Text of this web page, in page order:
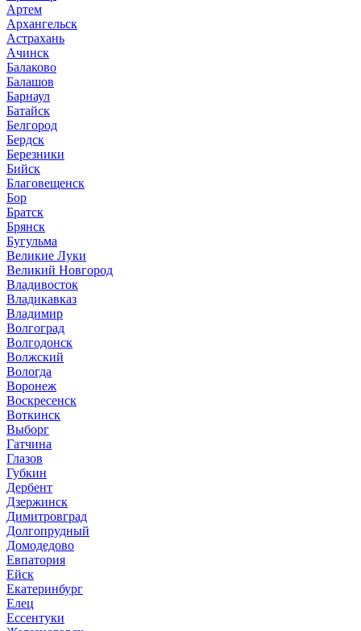
Артем
Архангельск
Астрахань
Ачинск
Балаково
Балашов
Барнаул
Батайск
Белгород
Бердск
Березники
Бийск
Благовещенск
Бор
Братск
Брянск
Бугульма
Великие Луки
Великий Новгород
Владивосток
Владикавказ
Владимир
Волгоград
Волгодонск
Волжский
Вологда
Воронеж
Воскресенск
Воткинск
Выборг
Гатчина
Глазов
Губкин
Дербент
Дзержинск
Димитровград
Долгопрудный
Домодедово
Евпатория
Ейск
Екатеринбург
Елец
Ессентуки